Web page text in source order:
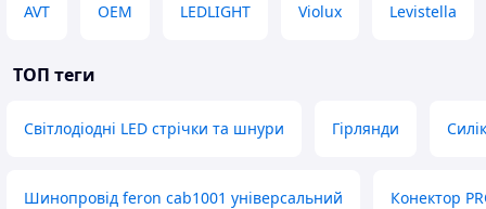
AVT OEM LEDLIGHT Violux Levistella
ТОП теги
Світлодіодні LED стрічки та шнури Гірлянди
Шинопровід feron cab1001 універсальний Конектор